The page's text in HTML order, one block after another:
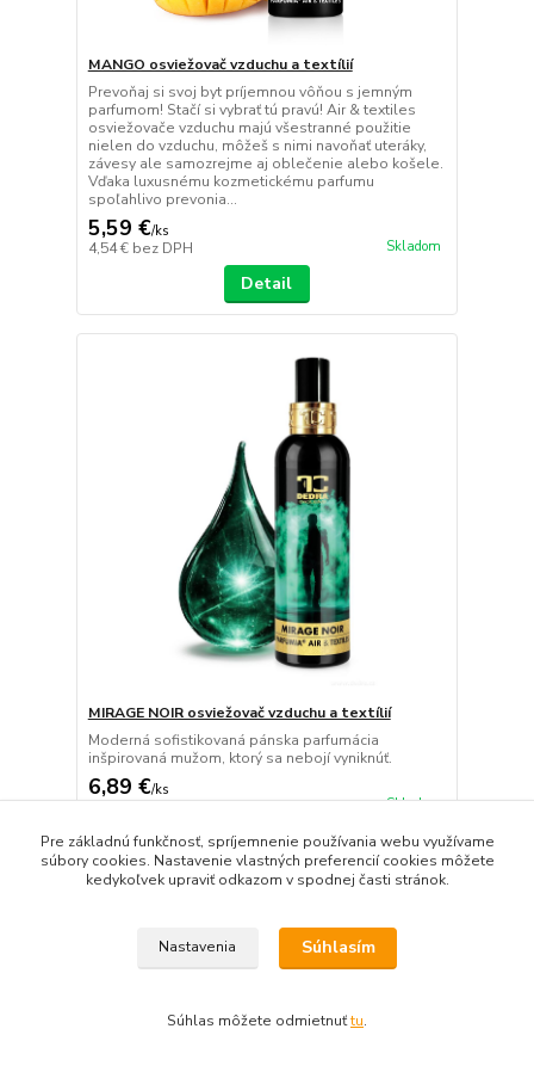
MANGO osviežovač vzduchu a textílií
Prevoňaj si svoj byt príjemnou vôňou s jemným
parfumom! Stačí si vybrať tú pravú! Air & textiles
osviežovače vzduchu majú všestranné použitie
nielen do vzduchu, môžeš s nimi navoňať uteráky,
závesy ale samozrejme aj oblečenie alebo košele.
Vďaka luxusnému kozmetickému parfumu
spoľahlivo prevonia...
5,59 €/ks
4,54 € bez DPH Skladom
Detail
MIRAGE NOIR osviežovač vzduchu a textílií
Moderná sofistikovaná pánska parfumácia
inšpirovaná mužom, ktorý sa nebojí vyniknúť.
6,89 €/ks
5,60 €bez DPH Skladom
Detail
Pre základnú funkčnosť, spríjemnenie používania webu využívame
súbory cookies. Nastavenie vlastných preferencií cookies môžete
kedykoľvek upraviť odkazom v spodnej časti stránok.
Nastavenia Súhlasím
Súhlas môžete odmietnuťtu.